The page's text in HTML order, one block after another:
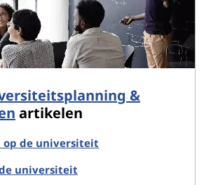
&
artikelen
op de universiteit
universiteit